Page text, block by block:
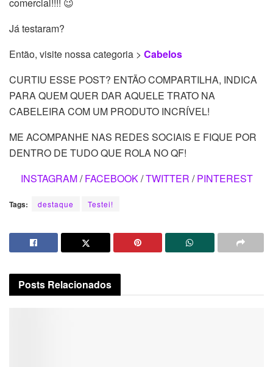
comercial!!!! 😉
Já testaram?
Então, visite nossa categoria > Cabelos
CURTIU ESSE POST? ENTÃO COMPARTILHA, INDICA
PARA QUEM QUER DAR AQUELE TRATO NA
CABELEIRA COM UM PRODUTO INCRÍVEL!
ME ACOMPANHE NAS REDES SOCIAIS E FIQUE POR
DENTRO DE TUDO QUE ROLA NO QF!
INSTAGRAM/FACEBOOK/TWITTER /PINTEREST
Tags: destaque Testei!
Posts Relacionados